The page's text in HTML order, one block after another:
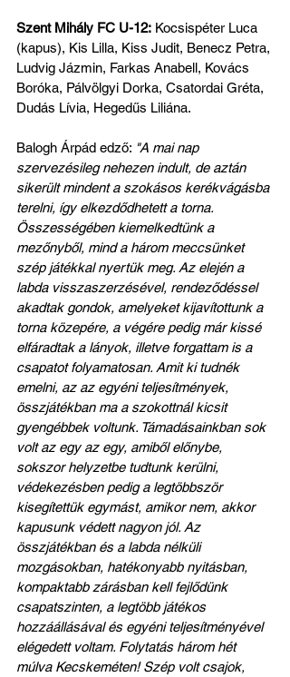
Szent Mihály FC U-12: Kocsispéter Luca
(kapus), Kis Lilla, Kiss Judit, Benecz Petra,
Ludvig Jázmin, Farkas Anabell, Kovács
Boróka, Pálvölgyi Dorka, Csatordai Gréta,
Dudás Lívia, Hegedűs Liliána.
Balogh Árpád edző: "A mai nap
szervezésileg nehezen indult, de aztán
sikerült mindent a szokásos kerékvágásba
terelni, így elkezdődhetett a torna.
Összességében kiemelkedtünk a
mezőnyből, mind a három meccsünket
szép játékkal nyertük meg. Az elején a
labda visszaszerzésével, rendeződéssel
akadtak gondok, amelyeket kijavítottunk a
torna közepére, a végére pedig már kissé
elfáradtak a lányok, illetve forgattam is a
csapatot folyamatosan. Amit ki tudnék
emelni, az az egyéni teljesítmények,
összjátékban ma a szokottnál kicsit
gyengébbek voltunk. Támadásainkban sok
volt az egy az egy, amiből előnybe,
sokszor helyzetbe tudtunk kerülni,
védekezésben pedig a legtöbbször
kisegítettük egymást, amikor nem, akkor
kapusunk védett nagyon jól. Az
összjátékban és a labda nélküli
mozgásokban, hatékonyabb nyitásban,
kompaktabb zárásban kell fejlődünk
csapatszinten, a legtöbb játékos
hozzáállásával és egyéni teljesítményével
elégedett voltam. Folytatás három hét
múlva Kecskeméten! Szép volt csajok,